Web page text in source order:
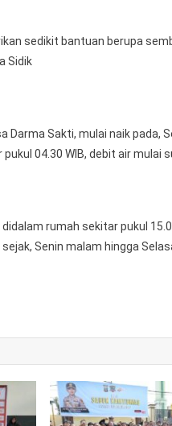
sedikit bantuan berupa
Sidik
Darma Sakti, mulai naik pada,
04.30 WIB, debit air mulai
rumah sekitar pukul
Senin malam hingga